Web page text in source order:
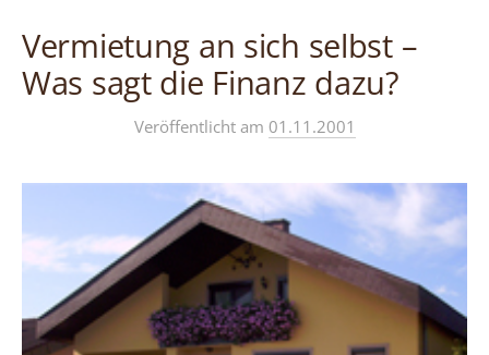
Vermietung an sich selbst –
Was sagt die Finanz dazu?
Veröffentlicht am 01.11.2001